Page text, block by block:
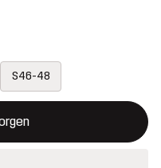
S46-48
modal som bekräftar en ny